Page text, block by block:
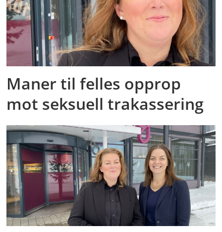
Maner til felles opprop
mot seksuell trakassering